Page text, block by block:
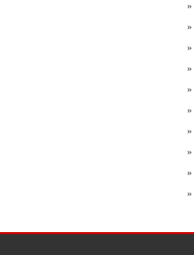
»
»
»
»
»
»
»
»
»
»